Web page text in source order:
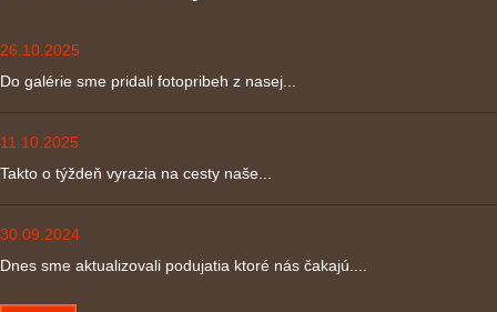
26.10.2025
Do galérie sme pridali fotopribeh z nasej...
11.10.2025
Takto o týždeň vyrazia na cesty naše...
30.09.2024
Dnes sme aktualizovali podujatia ktoré nás čakajú....